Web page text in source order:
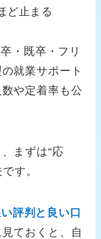
ど止まる
・既卒・フリ
就業サポート
や定着率も公
まずは“応
す。
評判と良い口
ておくと、自